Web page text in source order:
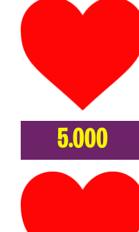
5.000